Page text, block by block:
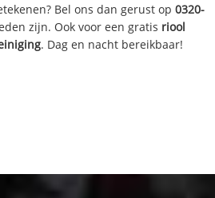
Bel ons dan gerust op0320-
zijn. Ook voor een gratis riool
. Dag en nacht bereikbaar!